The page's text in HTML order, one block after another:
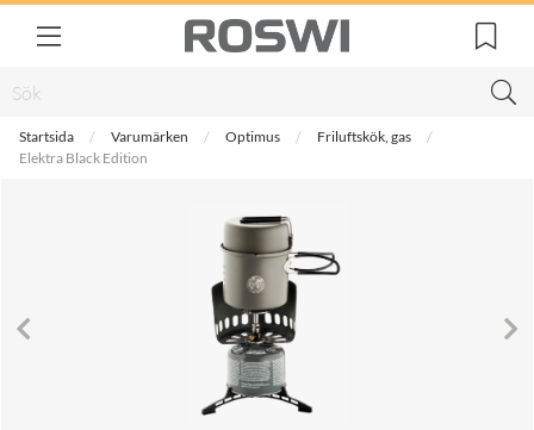
Startsida Varumärken Optimus
Friluftskök, gas
Elektra Black Edition